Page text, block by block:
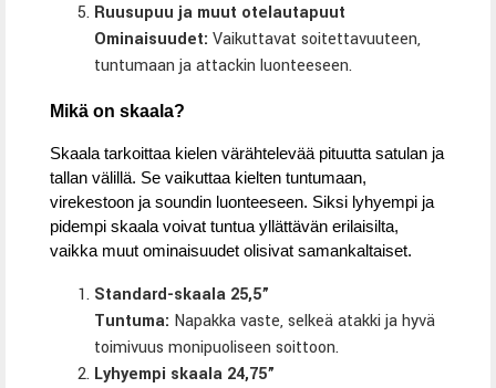
Ruusupuu ja muut otelautapuut
Ominaisuudet: Vaikuttavat soitettavuuteen,
tuntumaan ja attackin luonteeseen.
Mikä on skaala?
Skaala tarkoittaa kielen värähtelevää pituutta satulan ja
tallan välillä. Se vaikuttaa kielten tuntumaan,
virekestoon ja soundin luonteeseen. Siksi lyhyempi ja
pidempi skaala voivat tuntua yllättävän erilaisilta,
vaikka muut ominaisuudet olisivat samankaltaiset.
Standard-skaala 25,5”
Tuntuma: Napakka vaste, selkeä atakki ja hyvä
toimivuus monipuoliseen soittoon.
Lyhyempi skaala 24,75”